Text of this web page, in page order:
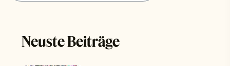
Neuste Beiträge